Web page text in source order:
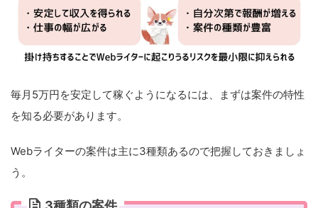
毎月5万円を安定して稼ぐようになるには、まずは案件の特性
を知る必要があります。
Webライターの案件は主に3種類あるので把握しておきましょ
う。